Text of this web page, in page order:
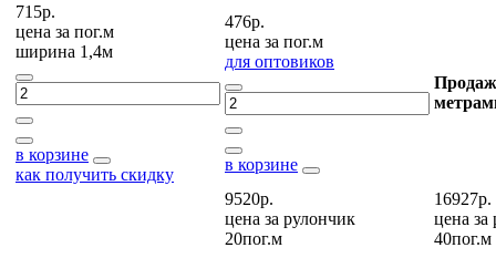
715р.
цена за пог.м
ширина 1,4м
в корзине
как получить скидку
476р.
цена за пог.м
для оптовиков
в корзине
9520р.
цена за рулончик
20пог.м
16927р.
цена за
40пог.м